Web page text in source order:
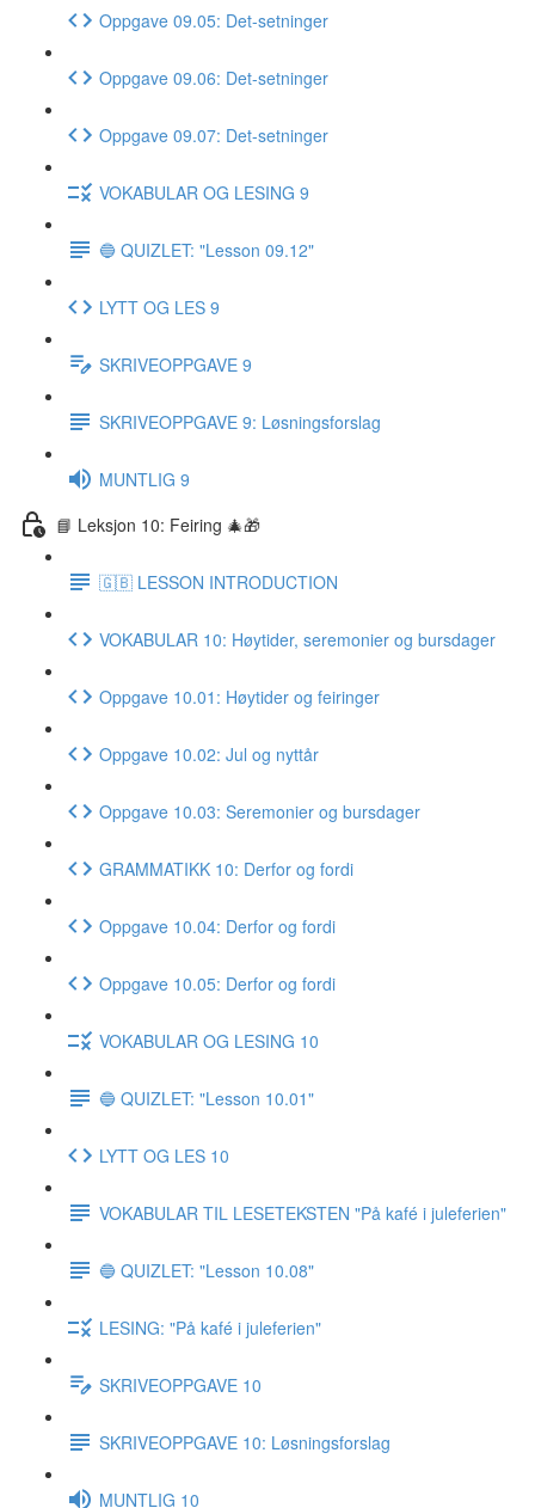
Oppgave 09.05: Det-setninger
Oppgave 09.06: Det-setninger
Oppgave 09.07: Det-setninger
VOKABULAR OG LESING 9
🔵 QUIZLET: "Lesson 09.12"
LYTT OG LES 9
SKRIVEOPPGAVE 9
SKRIVEOPPGAVE 9: Løsningsforslag
MUNTLIG 9
📘 Leksjon 10: Feiring 🎄🎁
🇬🇧 LESSON INTRODUCTION
VOKABULAR 10: Høytider, seremonier og bursdager
Oppgave 10.01: Høytider og feiringer
Oppgave 10.02: Jul og nyttår
Oppgave 10.03: Seremonier og bursdager
GRAMMATIKK 10: Derfor og fordi
Oppgave 10.04: Derfor og fordi
Oppgave 10.05: Derfor og fordi
VOKABULAR OG LESING 10
🔵 QUIZLET: "Lesson 10.01"
LYTT OG LES 10
VOKABULAR TIL LESETEKSTEN "På kafé i juleferien"
🔵 QUIZLET: "Lesson 10.08"
LESING: "På kafé i juleferien"
SKRIVEOPPGAVE 10
SKRIVEOPPGAVE 10: Løsningsforslag
MUNTLIG 10